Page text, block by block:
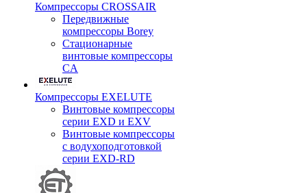
Компрессоры CROSSAIR
Передвижные
компрессоры Borey
Стационарные
винтовые компрессоры
CA
Компрессоры EXELUTE
Винтовые компрессоры
серии EXD и EXV
Винтовые компрессоры
с водухоподготовкой
серии EXD-RD